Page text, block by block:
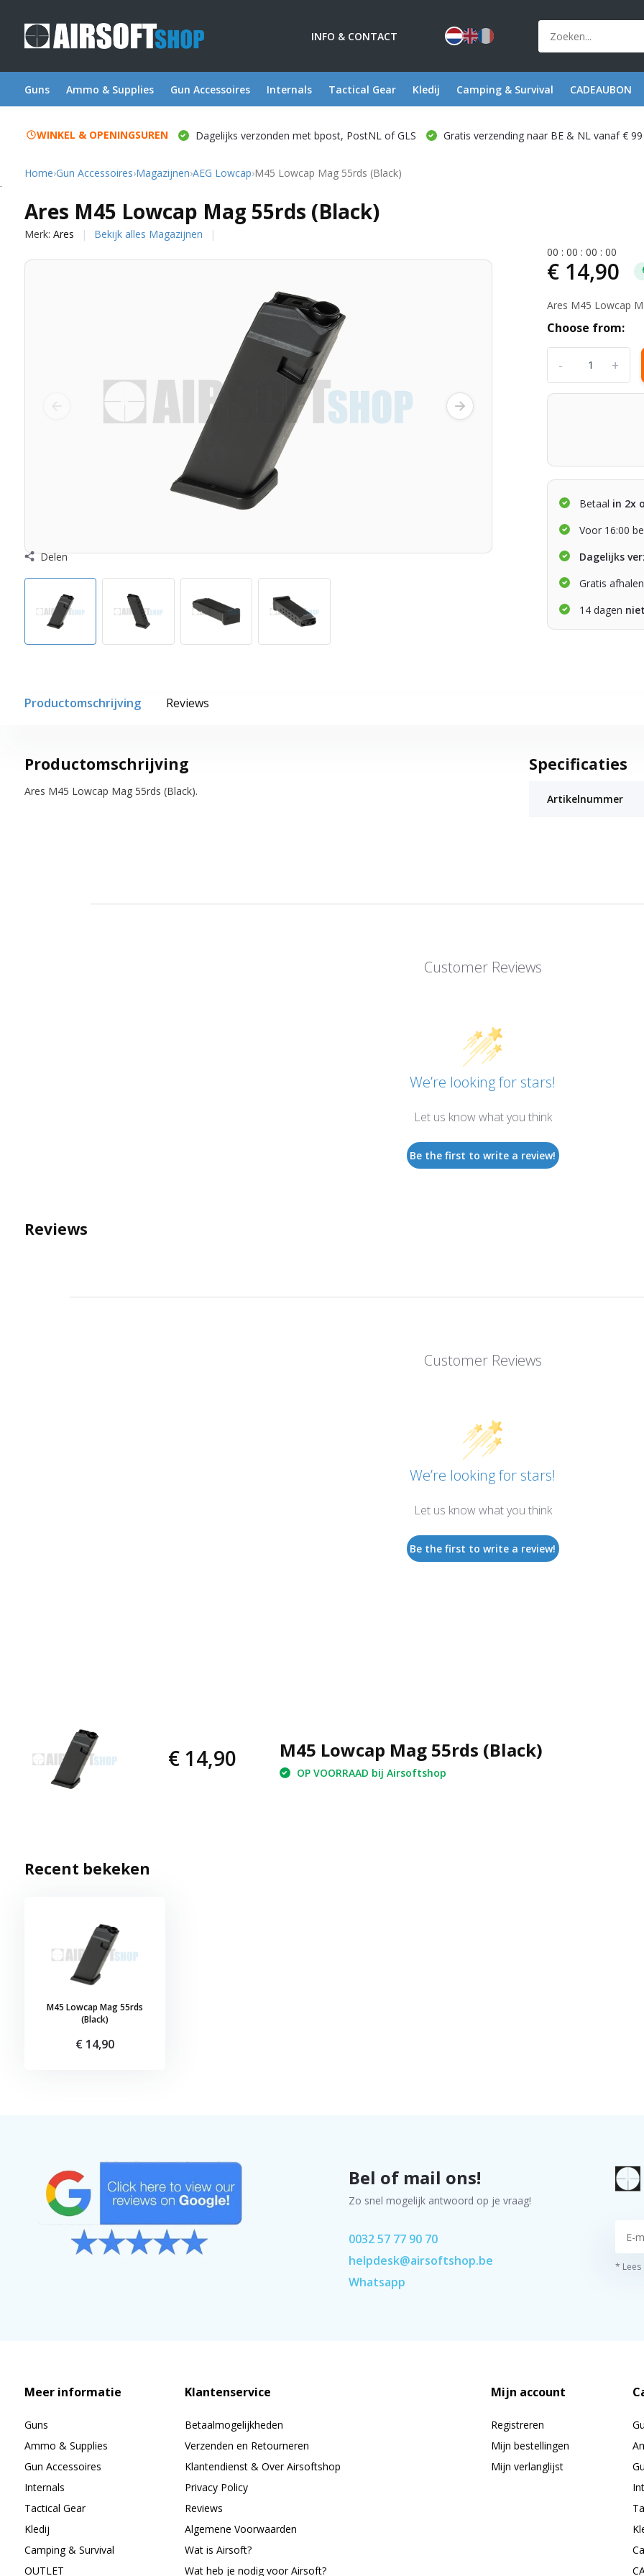
INFO & CONTACT
Guns Ammo & Supplies Gun Accessoires Internals Tactical Gear Kledij Camping & Survival CADEAUBON
WINKEL & OPENINGSUREN Dagelijks verzonden met bpost, PostNL of GLS Gratis verzending naar BE & NL vanaf € 99
Home›Gun Accessoires›Magazijnen›AEG Lowcap›M45 Lowcap Mag 55rds (Black)
Ares M45 Lowcap Mag 55rds (Black)
Merk: Ares Bekijk alles Magazijnen
Delen
00 :00 :00 :00
€ 14,90
Ares M45 Lowcap
Choose from:
+
-
Betaal in 2x
Voor 16:00
Dagelijks
Gratis
14 dagen
Productomschrijving Reviews
Productomschrijving
Ares M45 Lowcap Mag 55rds (Black).
Specificaties
Artikelnummer
Customer Reviews
We’re looking for stars!
Let us know what you think
Be the first to write a review!
Reviews
Customer Reviews
We’re looking for stars!
Let us know what you think
Be the first to write a review!
€ 14,90 M45 Lowcap Mag 55rds (Black)
OP VOORRAAD bij Airsoftshop
Recent bekeken
M45 Lowcap Mag 55rds
(Black)
€ 14,90
Bel of mail ons!
Zo snel mogelijk antwoord op je vraag!
0032 57 77 90 70
helpdesk@airsoftshop.be
Whatsapp
* Lees
Meer informatie
Guns
Ammo & Supplies
Gun Accessoires
Internals
Tactical Gear
Kledij
Camping & Survival
OUTLET
Klantenservice
Betaalmogelijkheden
Verzenden en Retourneren
Klantendienst & Over Airsoftshop
Privacy Policy
Reviews
Algemene Voorwaarden
Wat is Airsoft?
Wat heb je nodig voor Airsoft?
Mijn account
Registreren
Mijn bestellingen
Mijn verlanglijst